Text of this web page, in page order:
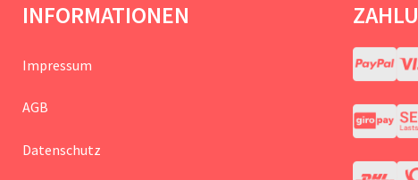
INFORMATIONEN
Impressum
AGB
Datenschutz